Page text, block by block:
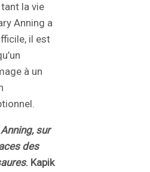
la vie
Anning a
il est
à un
sur
des
. Kapik